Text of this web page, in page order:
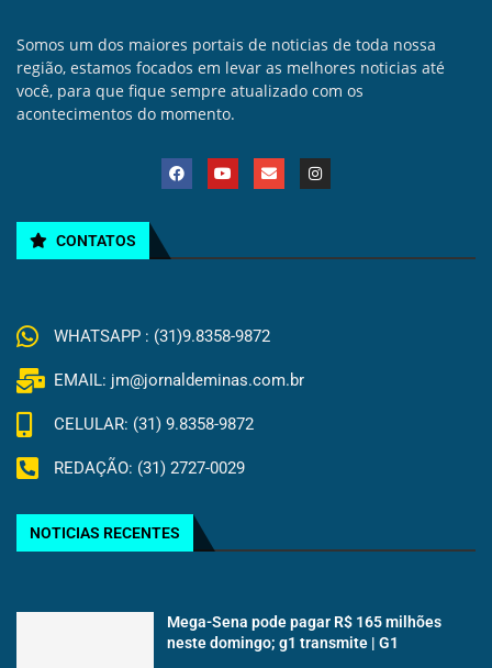
Somos um dos maiores portais de noticias de toda nossa
região, estamos focados em levar as melhores noticias até
você, para que fique sempre atualizado com os
acontecimentos do momento.
CONTATOS
WHATSAPP : (31)9.8358-9872
EMAIL: jm@jornaldeminas.com.br
CELULAR: (31) 9.8358-9872
REDAÇÃO: (31) 2727-0029
NOTICIAS RECENTES
Mega-Sena pode pagar R$ 165 milhões
neste domingo; g1 transmite | G1